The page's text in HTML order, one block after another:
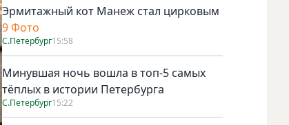
Эрмитажный кот Манеж стал цирковым
9 Фото
С.Петербург15:58
Минувшая ночь вошла в топ-5 самых
тёплых в истории Петербурга
С.Петербург15:22